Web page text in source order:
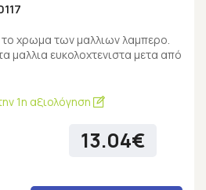
το χρωμα των μαλλιων λαμπερο.
μαλλια ευκολοχτενιστα μετα από
1η αξιολόγηση
13.04€